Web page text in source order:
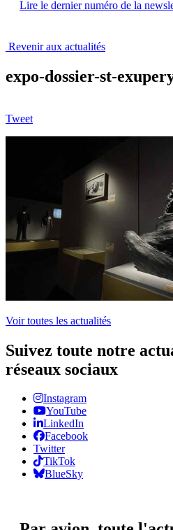
Lire le dernier numéro de la
Revenir aux actualités
expo-dossier-st-
Tweet
Voir toutes les actualités
Suivez toute notre
réseaux sociaux
Instagram
YouTube
LinkedIn
Facebook
Twitter
TikTok
BlueSky